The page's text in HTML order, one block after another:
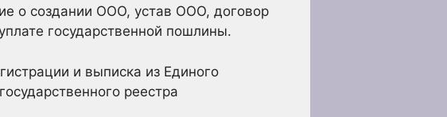
о создании ООО, устав ООО, договор
государственной пошлины.
и выписка из Единого
реестра